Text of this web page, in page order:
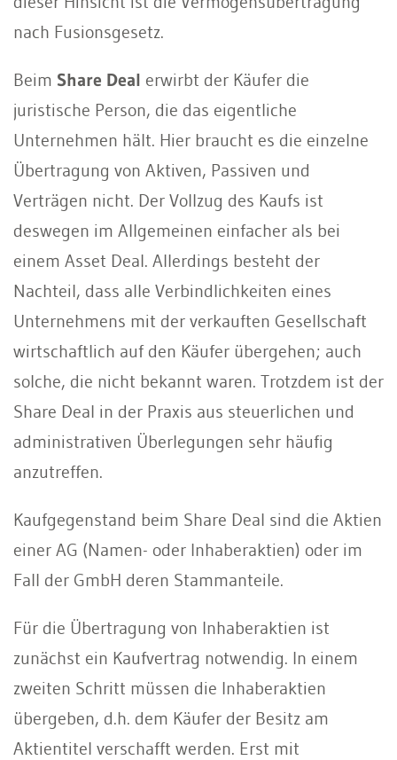
nach Fusionsgesetz.
Beim Share Deal erwirbt der Käufer die
juristische Person, die das eigentliche
Unternehmen hält. Hier braucht es die einzelne
Übertragung von Aktiven, Passiven und
Verträgen nicht. Der Vollzug des Kaufs ist
deswegen im Allgemeinen einfacher als bei
einem Asset Deal. Allerdings besteht der
Nachteil, dass alle Verbindlichkeiten eines
Unternehmens mit der verkauften Gesellschaft
wirtschaftlich auf den Käufer übergehen; auch
solche, die nicht bekannt waren. Trotzdem ist der
Share Deal in der Praxis aus steuerlichen und
administrativen Überlegungen sehr häufig
anzutreffen.
Kaufgegenstand beim Share Deal sind die Aktien
einer AG (Namen- oder Inhaberaktien) oder im
Fall der GmbH deren Stammanteile.
Für die Übertragung von Inhaberaktien ist
zunächst ein Kaufvertrag notwendig. In einem
zweiten Schritt müssen die Inhaberaktien
übergeben, d.h. dem Käufer der Besitz am
Aktientitel verschafft werden. Erst mit